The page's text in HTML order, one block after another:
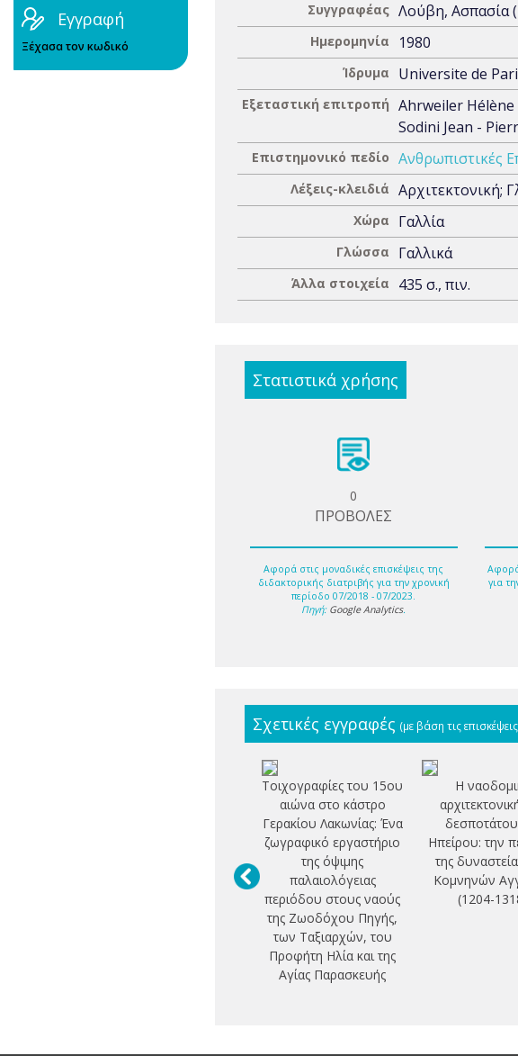
Εγγραφή
Ξέχασα τον κωδικό
Συγγραφέας Λούβη, Ασπασία
Ημερομηνία 1980
Ίδρυμα Universite de
Εξεταστική επιτροπή Ahrweiler Hélène
Sodini Jean -
Επιστημονικό πεδίο Ανθρωπιστικές
Λέξεις-κλειδιά Αρχιτεκτονική;
Χώρα Γαλλία
Γλώσσα Γαλλικά
Άλλα στοιχεία 435 σ., πιν.
Στατιστικά χρήσης
0
ΠΡΟΒΟΛΕΣ
Αφορά στις μοναδικές επισκέψεις της
διδακτορικής διατριβής για την χρονική
περίοδο 07/2018 - 07/2023.
Πηγή: Google Analytics.
για
Σχετικές εγγραφές (με βάση τις
Τοιχογραφίες του 15ου
αιώνα στο κάστρο
Γερακίου Λακωνίας: Ένα
ζωγραφικό εργαστήριο
της όψιμης
παλαιολόγειας
περιόδου στους ναούς
της Ζωοδόχου Πηγής,
των Ταξιαρχών, του
Προφήτη Ηλία και της
Αγίας Παρασκευής
Η
Ηπείρου: την
της
Κομνηνών
(1204-